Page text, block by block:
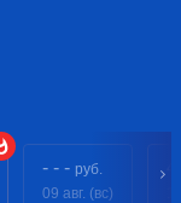
- - - руб.
09 авг. (вс)